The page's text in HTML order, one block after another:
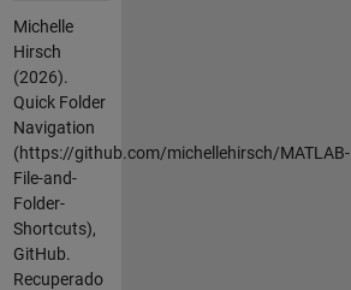
Michelle
Hirsch
(2026).
Quick Folder
Navigation
(https://github.com/michellehirsch/MATLAB-
File-and-
Folder-
Shortcuts),
GitHub.
Recuperado